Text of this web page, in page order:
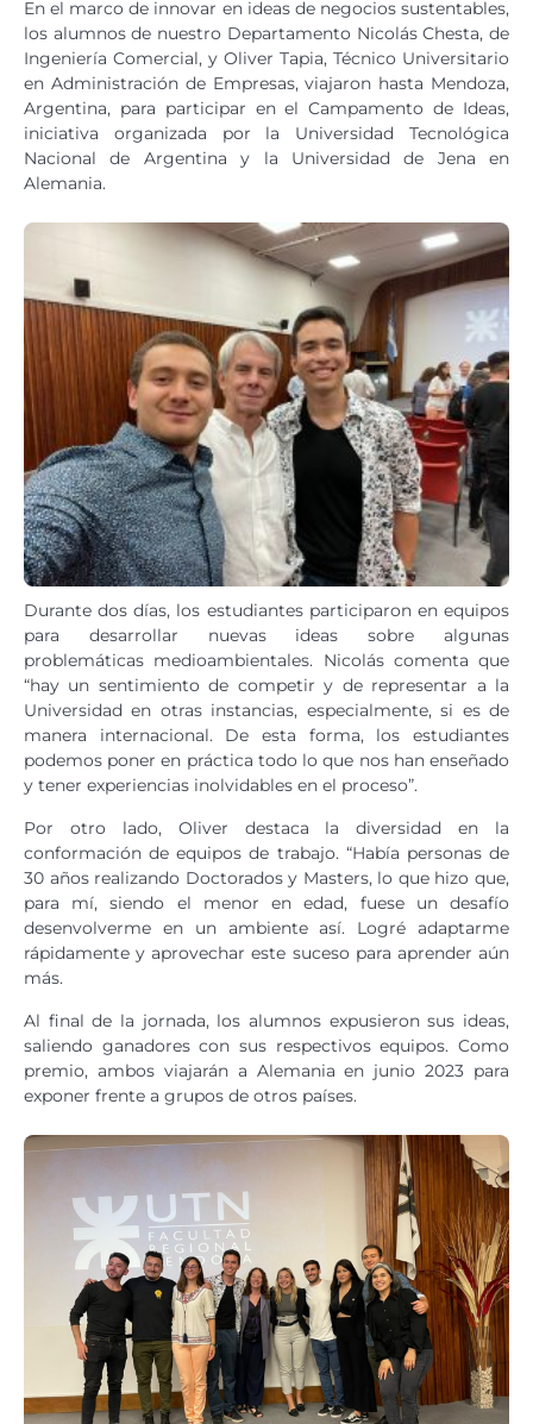
En el marco de innovar en ideas de negocios sustentables,
los alumnos de nuestro Departamento Nicolás Chesta, de
Ingeniería Comercial, y Oliver Tapia, Técnico Universitario
en Administración de Empresas, viajaron hasta Mendoza,
Argentina, para participar en el Campamento de Ideas,
iniciativa organizada por la Universidad Tecnológica
Nacional de Argentina y la Universidad de Jena en
Alemania.
Durante dos días, los estudiantes participaron en equipos
para desarrollar nuevas ideas sobre algunas
problemáticas medioambientales. Nicolás comenta que
“hay un sentimiento de competir y de representar a la
Universidad en otras instancias, especialmente, si es de
manera internacional. De esta forma, los estudiantes
podemos poner en práctica todo lo que nos han enseñado
y tener experiencias inolvidables en el proceso”.
Por otro lado, Oliver destaca la diversidad en la
conformación de equipos de trabajo. “Había personas de
30 años realizando Doctorados y Masters, lo que hizo que,
para mí, siendo el menor en edad, fuese un desafío
desenvolverme en un ambiente así. Logré adaptarme
rápidamente y aprovechar este suceso para aprender aún
más.
Al final de la jornada, los alumnos expusieron sus ideas,
saliendo ganadores con sus respectivos equipos. Como
premio, ambos viajarán a Alemania en junio 2023 para
exponer frente a grupos de otros países.